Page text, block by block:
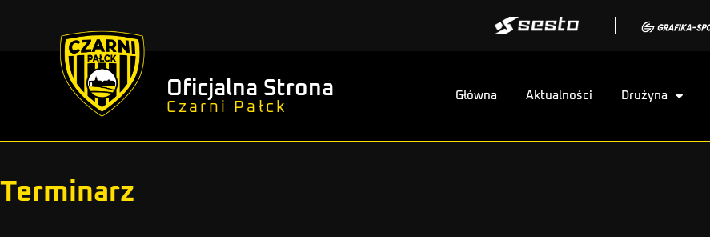
Oficjalna Strona
Czarni Pałck
Główna Aktualności Drużyna
Terminarz